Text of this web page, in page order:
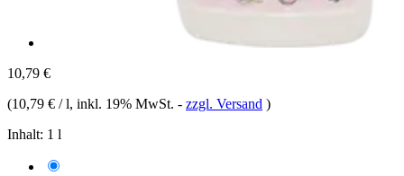
10,79 €
(10,79 € / l, inkl. 19% MwSt. - zzgl. Versand )
Inhalt: 1 l